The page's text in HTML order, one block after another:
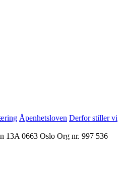
Åpenhetsloven Derfor stiller vi
13A 0663 Oslo Org nr. 997 536